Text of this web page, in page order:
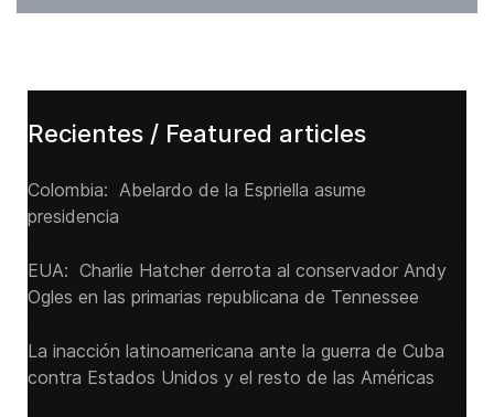
Recientes / Featured articles
Colombia: Abelardo de la Espriella asume
presidencia
EUA: Charlie Hatcher derrota al conservador Andy
Ogles en las primarias republicana de Tennessee
La inacción latinoamericana ante la guerra de Cuba
contra Estados Unidos y el resto de las Américas